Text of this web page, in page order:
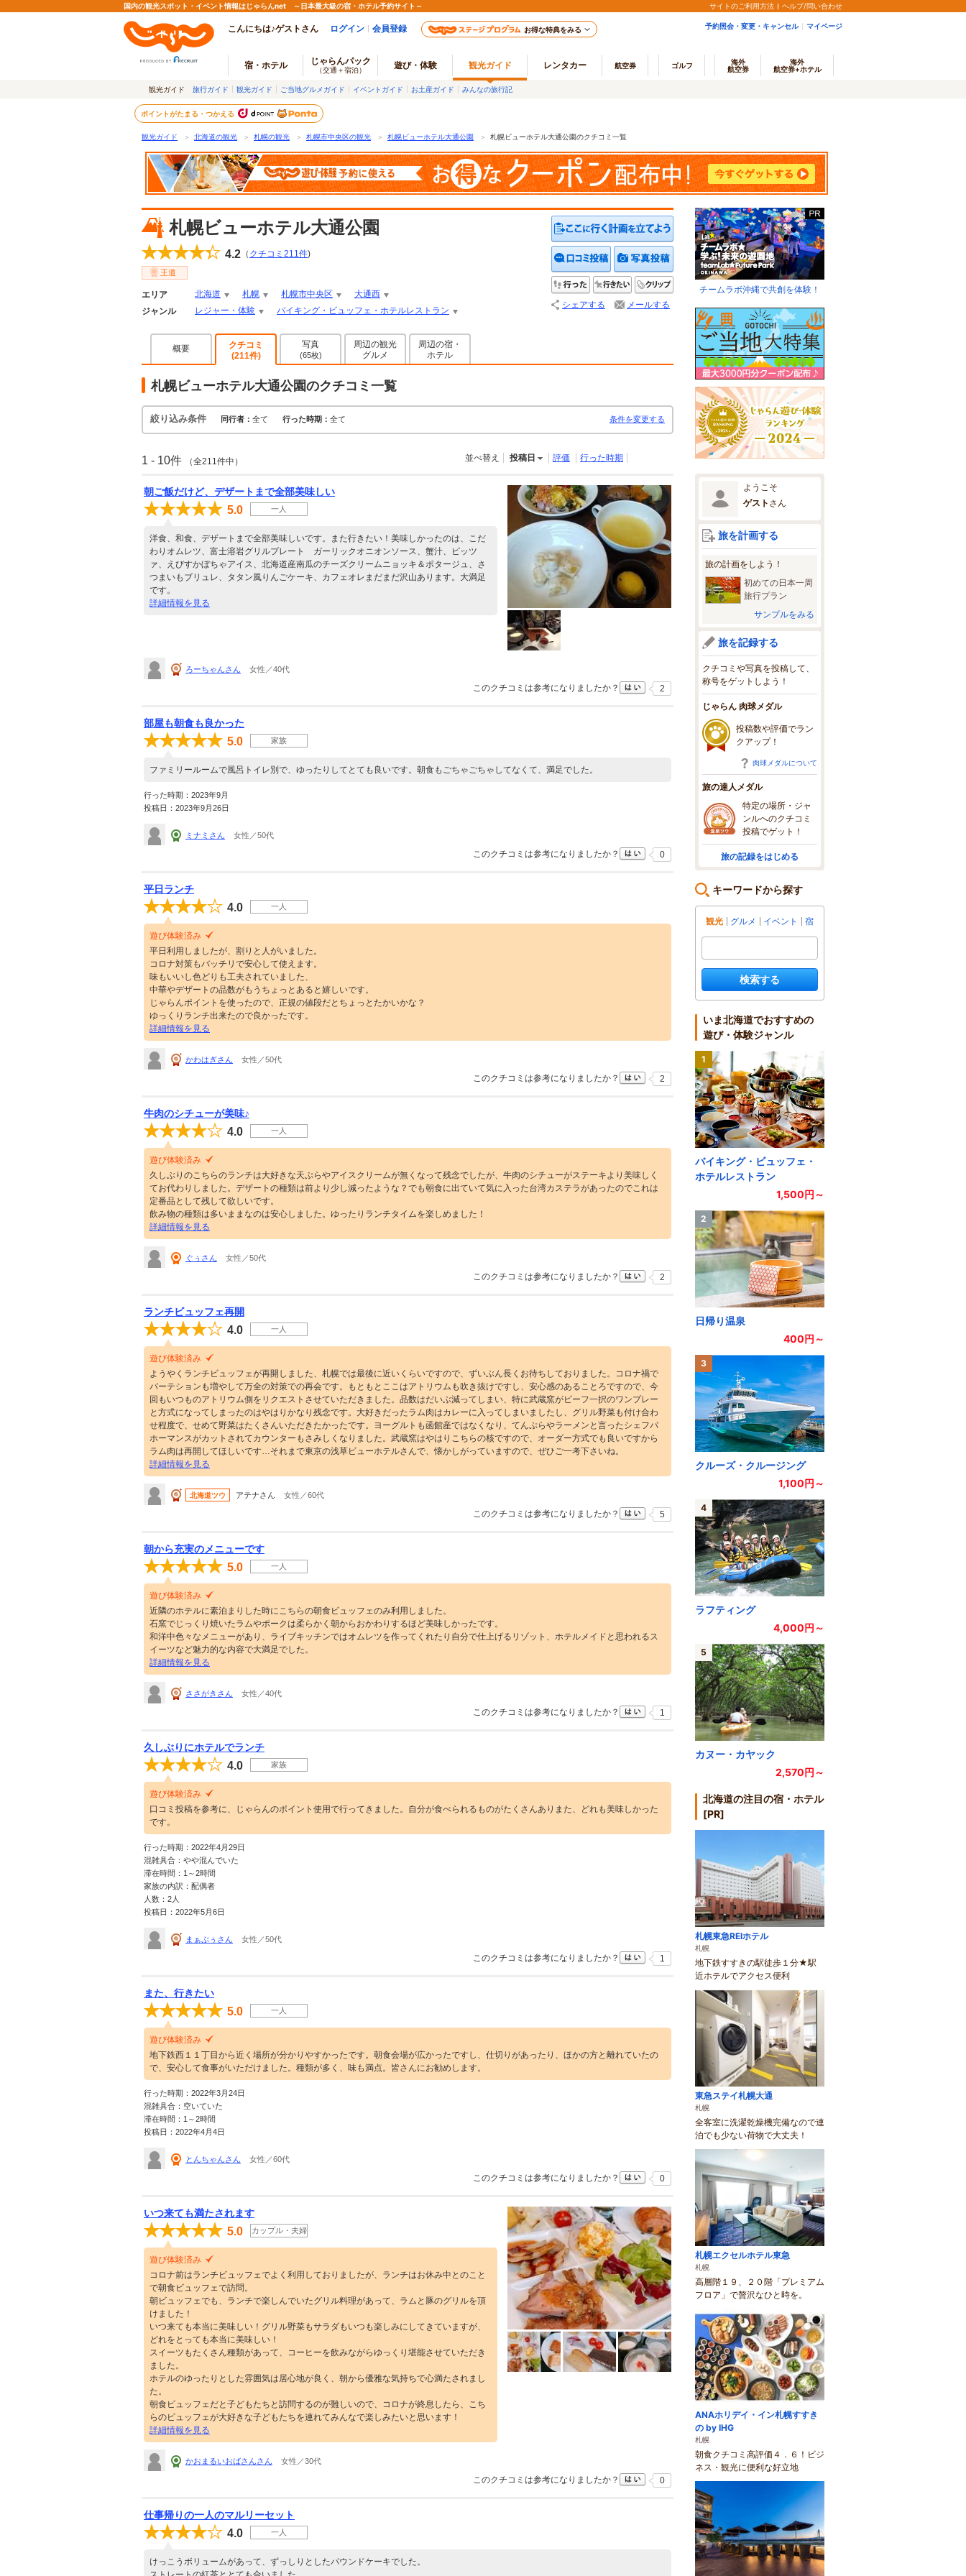
国内の観光スポット・イベント情報はじゃらんnet ～日本最大級の宿・ホテル予約サイト～ サイトのご利用方法 ヘルプ/問い合わせ
こんにちは♪ゲストさん ログイン 会員登録 お得な特典をみる 予約照会・変更・キャンセル マイページ
宿・ホテル じゃらんパック
（交通＋宿泊） 遊び・体験 観光ガイド レンタカー 航空券 ゴルフ
海外
航空券
海外
航空券+ホテル
観光ガイド 旅行ガイド 観光ガイド ご当地グルメガイド イベントガイド お土産ガイド みんなの旅行記
ポイントがたまる・つかえる
観光ガイド ＞ 北海道の観光 ＞ 札幌の観光 ＞ 札幌市中央区の観光 ＞ 札幌ビューホテル大通公園 ＞ 札幌ビューホテル大通公園のクチコミ一覧
札幌ビューホテル大通公園
4.2 （ クチコミ 211件)
王道
エリア 北海道 札幌 札幌市中央区
大通西
ジャンル
レジャー・体験 バイキング・ビュッフェ・ホテルレストラン
クチコミを投稿する写真を投稿する
行った 行きたい
シェアする メールする
概要
クチコミ
(211件)
写真
(65枚)
周辺の観光
グルメ
周辺の宿・
ホテル
札幌ビューホテル大通公園のクチコミ一覧
絞り込み条件 同行者： 全て 行った時期： 全て 条件を変更する
1 - 10件 （全211件中） 並べ替え 投稿日 評価 行った時期
朝ご飯だけど、デザートまで全部美味しい
5.0 一人
洋食、和食、デザートまで全部美味しいです。また行きたい！美味しかったのは、こだ
わりオムレツ、富士溶岩グリルプレート ガーリックオニオンソース、蟹汁、ピッツ
ァ、えびすかぼちゃアイス、北海道産南瓜のチーズクリームニョッキ＆ポタージュ、さ
つまいもブリュレ、タタン風りんごケーキ、カフェオレまだまだ沢山あります。大満足
です。
詳細情報を見る
ろーちゃんさん 女性／40代
このクチコミは参考になりましたか？ 2
部屋も朝食も良かった
5.0 家族
ファミリールームで風呂トイレ別で、ゆったりしてとても良いです。朝食もごちゃごちゃしてなくて、満足でした。
行った時期：2023年9月
投稿日：2023年9月26日
ミナミさん 女性／50代
このクチコミは参考になりましたか？ 0
平日ランチ
4.0 一人
遊び体験済み
平日利用しましたが、割りと人がいました。
コロナ対策もバッチリで安心して使えます。
味もいいし色どりも工夫されていました、
中華やデザートの品数がもうちょっとあると嬉しいです。
じゃらんポイントを使ったので、正規の値段だとちょっとたかいかな？
ゆっくりランチ出来たので良かったです。
詳細情報を見る
かわはぎさん 女性／50代
このクチコミは参考になりましたか？ 2
牛肉のシチューが美味♪
4.0 一人
遊び体験済み
久しぶりのこちらのランチは大好きな天ぷらやアイスクリームが無くなって残念でしたが、牛肉のシチューがステーキより美味しく
てお代わりしました。デザートの種類は前より少し減ったような？でも朝食に出ていて気に入った台湾カステラがあったのでこれは
定番品として残して欲しいです。
飲み物の種類は多いままなのは安心しました。ゆったりランチタイムを楽しめました！
詳細情報を見る
ぐぅさん 女性／50代
このクチコミは参考になりましたか？ 2
ランチビュッフェ再開
4.0 一人
遊び体験済み
ようやくランチビュッフェが再開しました、札幌では最後に近いくらいですので、ずいぶん長くお待ちしておりました。コロナ禍で
パーテションも増やして万全の対策での再会です。もともとここはアトリウムも吹き抜けですし、安心感のあることろですので、今
回もいつものアトリウム側をリクエストさせていただきました。品数はだいぶ減ってしまい、特に武蔵窯がビーフ一択のワンプレー
と方式になってしまったのはやはりかなり残念です。大好きだったラム肉はカレーに入ってしまいましたし、グリル野菜も付け合わ
せ程度で、せめて野菜はたくさんいただきたかったです。ヨーグルトも函館産ではなくなり、てんぷらやラーメンと言ったシェフパ
ホーマンスがカットされてカウンターもさみしくなりました。武蔵窯はやはりこちらの核ですので、オーダー方式でも良いですから
ラム肉は再開してほしいです…それまで東京の浅草ビューホテルさんで、懐かしがっていますので、ぜひご一考下さいね。
詳細情報を見る
北海道ツウ アテナさん 女性／60代
このクチコミは参考になりましたか？ 5
朝から充実のメニューです
5.0 一人
遊び体験済み
近隣のホテルに素泊まりした時にこちらの朝食ビュッフェのみ利用しました。
石窯でじっくり焼いたラムやポークは柔らかく朝からおかわりするほど美味しかったです。
和洋中色々なメニューがあり、ライブキッチンではオムレツを作ってくれたり自分で仕上げるリゾット、ホテルメイドと思われるス
イーツなど魅力的な内容で大満足でした。
詳細情報を見る
ささがきさん 女性／40代
このクチコミは参考になりましたか？ 1
久しぶりにホテルでランチ
4.0 家族
遊び体験済み
口コミ投稿を参考に、じゃらんのポイント使用で行ってきました。自分が食べられるものがたくさんありまた、どれも美味しかった
です。
行った時期：2022年4月29日
混雑具合：やや混んでいた
滞在時間：1～2時間
家族の内訳：配偶者
人数：2人
投稿日：2022年5月6日
まぁぷぅさん 女性／50代
このクチコミは参考になりましたか？ 1
また、行きたい
5.0 一人
遊び体験済み
地下鉄西１１丁目から近く場所が分かりやすかったです。朝食会場が広かったですし、仕切りがあったり、ほかの方と離れていたの
で、安心して食事がいただけました。種類が多く、味も満点。皆さんにお勧めします。
行った時期：2022年3月24日
混雑具合：空いていた
滞在時間：1～2時間
投稿日：2022年4月4日
とんちゃんさん 女性／60代
このクチコミは参考になりましたか？ 0
いつ来ても満たされます
5.0 カップル・夫婦
遊び体験済み
コロナ前はランチビュッフェでよく利用しておりましたが、ランチはお休み中とのこと
で朝食ビュッフェで訪問。
朝ビュッフェでも、ランチで楽しんでいたグリル料理があって、ラムと豚のグリルを頂
けました！
いつ来ても本当に美味しい！グリル野菜もサラダもいつも楽しみにしてきていますが、
どれをとっても本当に美味しい！
スイーツもたくさん種類があって、コーヒーを飲みながらゆっくり堪能させていただき
ました。
ホテルのゆったりとした雰囲気は居心地が良く、朝から優雅な気持ちで心満たされまし
た。
朝食ビュッフェだと子どもたちと訪問するのが難しいので、コロナが終息したら、こち
らのビュッフェが大好きな子どもたちを連れてみんなで楽しみたいと思います！
詳細情報を見る
かおまるいおばさんさん 女性／30代
このクチコミは参考になりましたか？ 0
仕事帰りの一人のマルリーセット
4.0 一人
けっこうボリュームがあって、ずっしりとしたパウンドケーキでした。
チームラボ沖縄で共創を体験！
ようこそ
ゲスト さん
旅を計画する
旅の計画をしよう！
初めての日本一周
旅行プラン
サンプルをみる
旅を記録する
クチコミや写真を投稿して、
称号をゲットしよう！
じゃらん 肉球メダル
投稿数や評価でラン
クアップ！
肉球メダルについて
旅の達人メダル
特定の場所・ジャ
ンルへのクチコミ
投稿でゲット！
旅の記録をはじめる
キーワードから探す
観光 グルメ イベント 宿
検索する
いま北海道でおすすめの
遊び・体験ジャンル
1
バイキング・ビュッフェ・
ホテルレストラン
1,500円～
2
日帰り温泉
400円～
3
クルーズ・クルージング
1,100円～
4
ラフティング
4,000円～
5
カヌー・カヤック
2,570円～
北海道の注目の宿・ホテル
[PR]
札幌東急REIホテル
札幌
地下鉄すすきの駅徒歩１分★駅
近ホテルでアクセス便利
東急ステイ札幌大通
札幌
全客室に洗濯乾燥機完備なので連
泊でも少ない荷物で大丈夫！
札幌エクセルホテル東急
札幌
高層階１９、２０階「プレミアム
フロア」で贅沢なひと時を。
ANAホリデイ・イン札幌すすき
の by IHG
札幌
朝食クチコミ高評価４．６！ビジ
ネス・観光に便利な好立地